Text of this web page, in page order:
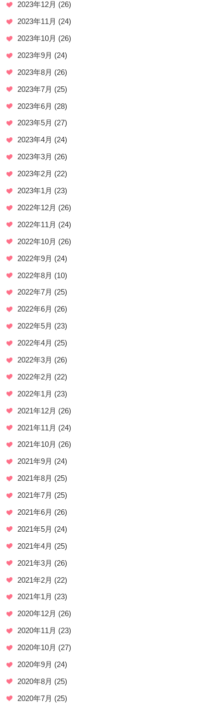
2023年12月 (26)
2023年11月 (24)
2023年10月 (26)
2023年9月 (24)
2023年8月 (26)
2023年7月 (25)
2023年6月 (28)
2023年5月 (27)
2023年4月 (24)
2023年3月 (26)
2023年2月 (22)
2023年1月 (23)
2022年12月 (26)
2022年11月 (24)
2022年10月 (26)
2022年9月 (24)
2022年8月 (10)
2022年7月 (25)
2022年6月 (26)
2022年5月 (23)
2022年4月 (25)
2022年3月 (26)
2022年2月 (22)
2022年1月 (23)
2021年12月 (26)
2021年11月 (24)
2021年10月 (26)
2021年9月 (24)
2021年8月 (25)
2021年7月 (25)
2021年6月 (26)
2021年5月 (24)
2021年4月 (25)
2021年3月 (26)
2021年2月 (22)
2021年1月 (23)
2020年12月 (26)
2020年11月 (23)
2020年10月 (27)
2020年9月 (24)
2020年8月 (25)
2020年7月 (25)